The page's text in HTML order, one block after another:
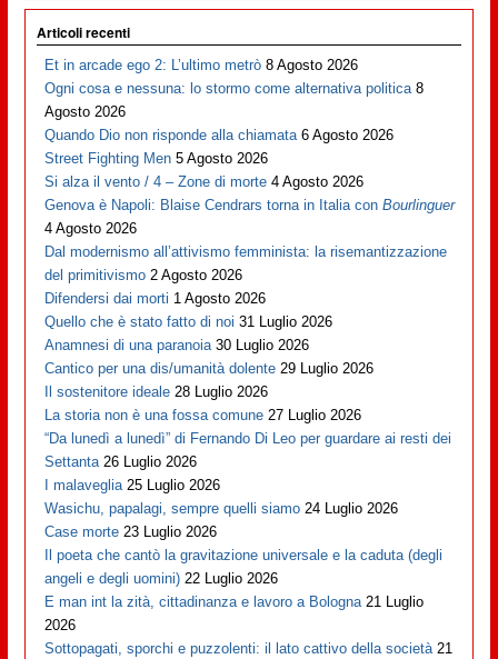
Articoli recenti
Et in arcade ego 2: L’ultimo metrò 8 Agosto 2026
Ogni cosa e nessuna: lo stormo come alternativa politica 8
Agosto 2026
Quando Dio non risponde alla chiamata 6 Agosto 2026
Street Fighting Men 5 Agosto 2026
Si alza il vento / 4 – Zone di morte 4 Agosto 2026
Genova è Napoli: Blaise Cendrars torna in Italia conBourlinguer
4 Agosto 2026
Dal modernismo all’attivismo femminista: la risemantizzazione
del primitivismo 2 Agosto 2026
Difendersi dai morti 1 Agosto 2026
Quello che è stato fatto di noi 31 Luglio 2026
Anamnesi di una paranoia 30 Luglio 2026
Cantico per una dis/umanità dolente 29 Luglio 2026
Il sostenitore ideale 28 Luglio 2026
La storia non è una fossa comune 27 Luglio 2026
“Da lunedì a lunedì” di Fernando Di Leo per guardare ai resti dei
Settanta 26 Luglio 2026
I malaveglia 25 Luglio 2026
Wasichu, papalagi, sempre quelli siamo 24 Luglio 2026
Case morte 23 Luglio 2026
Il poeta che cantò la gravitazione universale e la caduta (degli
angeli e degli uomini) 22 Luglio 2026
E man int la zità, cittadinanza e lavoro a Bologna 21 Luglio
2026
Sottopagati, sporchi e puzzolenti: il lato cattivo della società 21